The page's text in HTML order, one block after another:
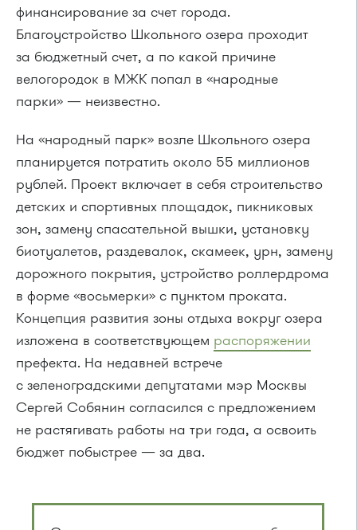
финансирование за счет города.
Благоустройство Школьного озера проходит
за бюджетный счет, а по какой причине
велогородок в МЖК попал в «народные
парки» — неизвестно.
На «народный парк» возле Школьного озера
планируется потратить около 55 миллионов
рублей. Проект включает в себя строительство
детских и спортивных площадок, пикниковых
зон, замену спасательной вышки, установку
биотуалетов, раздевалок, скамеек, урн, замену
дорожного покрытия, устройство роллердрома
в форме «восьмерки» с пунктом проката.
Концепция развития зоны отдыха вокруг озера
изложена в соответствующем распоряжении
префекта. На недавней встрече
с зеленоградскими депутатами мэр Москвы
Сергей Собянин согласился с предложением
не растягивать работы на три года, а освоить
бюджет побыстрее — за два.